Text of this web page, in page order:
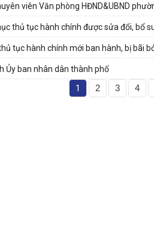
viên Văn phòng HĐND&UBND
thủ tục hành chính được sửa đổi, bổ
tục hành chính mới ban hành, bị
Ủy ban nhân dân thành phố
1 2 3 4